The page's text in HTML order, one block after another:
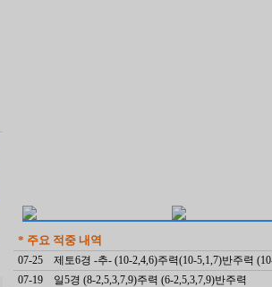
* 주요 적중 내역
07-25
제토6경 -추- (10-2,4,6)주력(10-5,1,7)반주력
07-19
일5경 (8-2,5,3,7,9)주력 (6-2,5,3,7,9)반주력